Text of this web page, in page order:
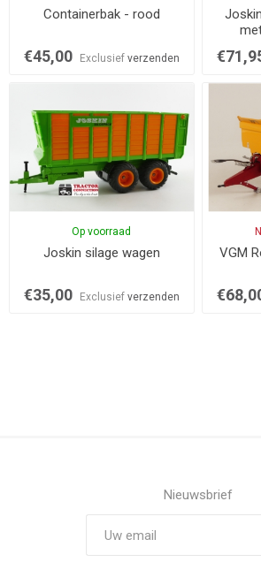
Containerbak - rood
€45,00 Exclusief verzenden
Op voorraad
Joskin silage wagen
€35,00 Exclusief verzenden
VGM
Nieuwsbrief